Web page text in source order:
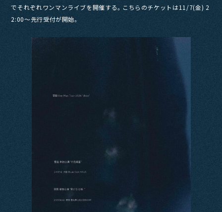
でそれぞれワンマンライブを開催する。こちらのチケットは11/7(金) 2
2:00〜先行受付が開始。